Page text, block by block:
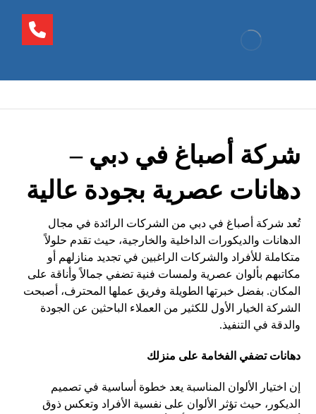
شركة أصباغ في دبي –
دهانات عصرية بجودة عالية
تُعد شركة أصباغ في دبي من الشركات الرائدة في مجال
الدهانات والديكورات الداخلية والخارجية، حيث تقدم حلولاً
متكاملة للأفراد والشركات الراغبين في تجديد منازلهم أو
مكاتبهم بألوان عصرية ولمسات فنية تضفي جمالاً وأناقة على
المكان. بفضل خبرتها الطويلة وفريق عملها المحترف، أصبحت
الشركة الخيار الأول للكثير من العملاء الباحثين عن الجودة
والدقة في التنفيذ.
دهانات تضفي الفخامة على منزلك
إن اختيار الألوان المناسبة يعد خطوة أساسية في تصميم
الديكور، حيث تؤثر الألوان على نفسية الأفراد وتعكس ذوق